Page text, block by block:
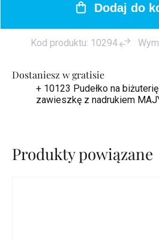
Dostaniesz w gratisie
+ 10123 Pudełko na
zawieszkę z nadrukiem
Dodaj do
Kod produktu: 10294
Produkty powiązane